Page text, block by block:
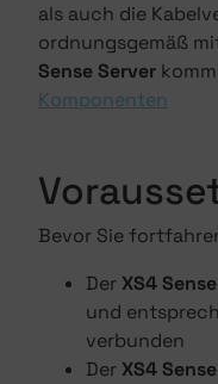
als auch die
ordnungsgemäß
Sense Server
Komponenten
Bevor Sie
Der XS4
und
verbunden
Der XS4